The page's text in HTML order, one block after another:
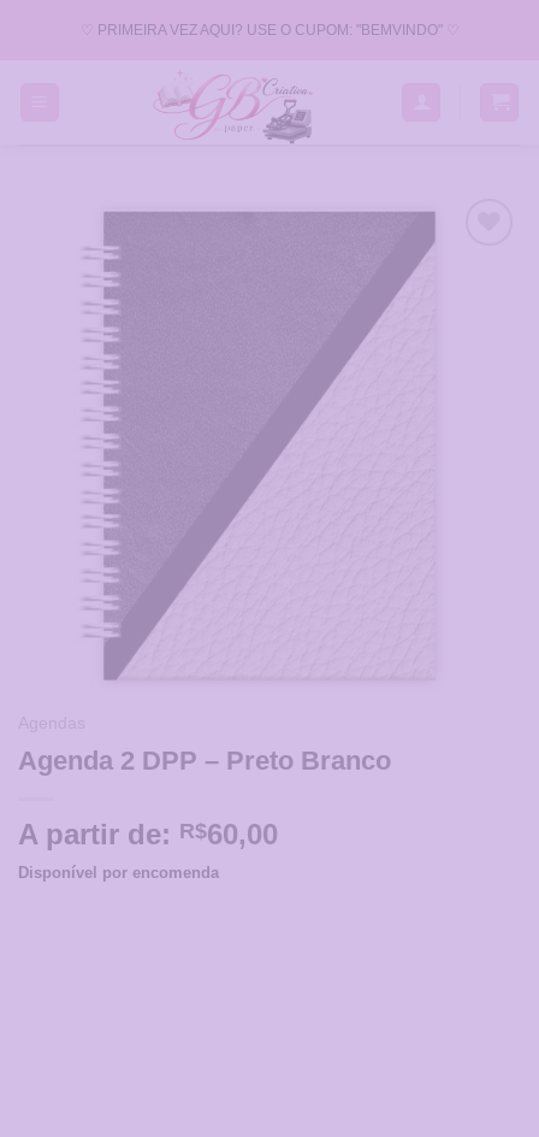
♡ PRIMEIRA VEZ AQUI? USE O CUPOM: "BEMVINDO" ♡
Agenda 2 DPP – Preto Branco
A partir de: R$60,00
Disponível por encomenda